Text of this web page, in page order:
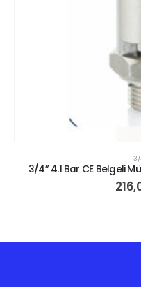
3/
3/4” 4.1 Bar CE Belgeli